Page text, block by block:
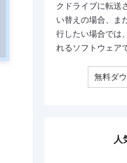
クドライブに転送
い替えの場合、ま
行したい場合では
れるソフトウェア
無料ダ
人